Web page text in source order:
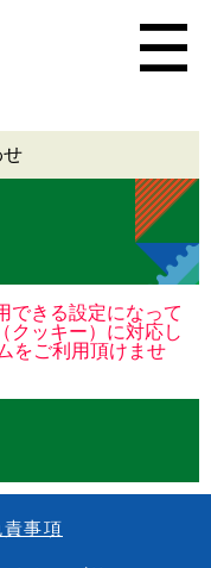
せ
できる設定になって
クッキー）に対応し
をご利用頂けませ
責事項